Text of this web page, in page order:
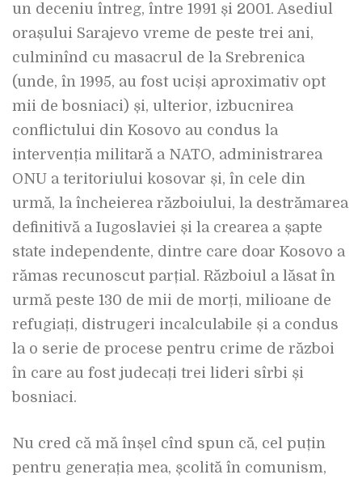
un deceniu întreg, între 1991 și 2001. Asediul
orașului Sarajevo vreme de peste trei ani,
culminînd cu masacrul de la Srebrenica
(unde, în 1995, au fost uciși aproximativ opt
mii de bosniaci) și, ulterior, izbucnirea
conflictului din Kosovo au condus la
intervenția militară a NATO, administrarea
ONU a teritoriului kosovar și, în cele din
urmă, la încheierea războiului, la destrămarea
definitivă a Iugoslaviei și la crearea a șapte
state independente, dintre care doar Kosovo a
rămas recunoscut parțial. Războiul a lăsat în
urmă peste 130 de mii de morți, milioane de
refugiați, distrugeri incalculabile și a condus
la o serie de procese pentru crime de război
în care au fost judecați trei lideri sîrbi și
bosniaci.
Nu cred că mă înșel cînd spun că, cel puțin
pentru generația mea, școlită în comunism,